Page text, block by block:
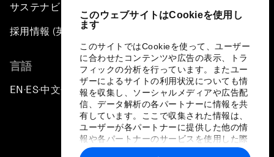
このウェブサイトはCookieを使用し
ます
このサイトではCookieを使って、ユーザー
に合わせたコンテンツや広告の表示、トラ
フィックの分析を行っています。またユー
ザーによるサイトの利用状況についても情
報を収集し、ソーシャルメディアや広告配
信、データ解析の各パートナーに情報を共
有しています。ここで収集された情報は、
ユーザーが各パートナーに提供した他の情
報や各パートナーのサービスを使用した際
に収集された情報と組み合わされ、各パー
サステナビリティへの取り組み
採用情報 (英語のみ)
言語
EN ▪ES▪中文▪ 日本語